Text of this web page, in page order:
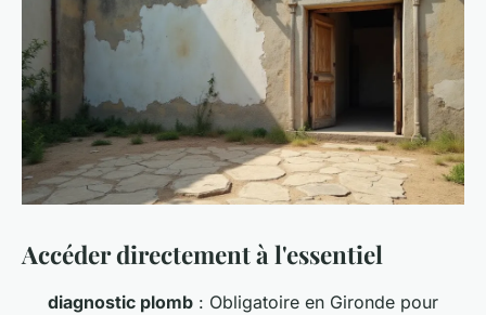
Accéder directement à l'essentiel
diagnostic plomb : Obligatoire en Gironde pour